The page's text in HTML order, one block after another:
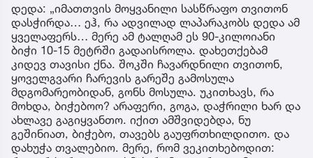
დედა: „იმათთვის მოყვანილი სასწრაფო თვითონ
დასჭირდა… ეჰ, რა ადვილად ლაპარაკობს დედა ამ
ყველაფერს… მერე ამ ტალღამ ეს 90-კილოიანი
ბიჭი 10-15 მეტრში გადაისროლა. დახეთქებამ
კიდევ თავისი ქნა. შოკში ჩავარდნილი თვითონ,
ყოველგვარი ჩარევის გარეშე გამოსულა
მდგომარეობიდან, გონს მოსულა. უკითხავს, რა
მოხდა, ბიჭებოო? არაფერი, გოგა, დაჭრილი ხარ და
ახლავე გაგიყვანთო. იქით ამშვიდებდა, ნუ
გეშინიათ, ბიჭებო, თავებს გაუფრთხილდითო. და
დახუჭა თვალებიო. მერე, რომ ვეკითხებოდით: